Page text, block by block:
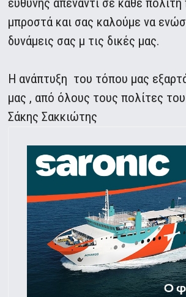
ευθύνης απέναντι σε κάθε
μπροστά και σας καλούμε να
δυνάμεις σας μ τις δικές μας.
Η ανάπτυξη του τόπου μας
μας , από όλους τους πολίτες
Σάκης Σακκιώτης